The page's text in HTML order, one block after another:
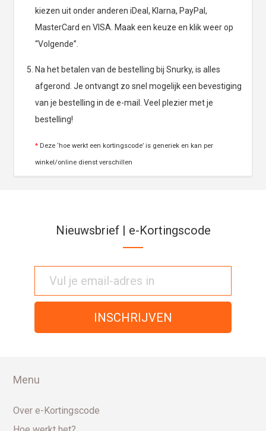
kiezen uit onder anderen iDeal, Klarna, PayPal,
MasterCard en VISA. Maak een keuze en klik weer op
“Volgende”.
Na het betalen van de bestelling bij Snurky, is alles
afgerond. Je ontvangt zo snel mogelijk een bevestiging
van je bestelling in de e-mail. Veel plezier met je
bestelling!
* Deze ‘hoe werkt een kortingscode’ is generiek en kan per
winkel/online dienst verschillen
Nieuwsbrief | e-Kortingscode
Menu
Over e-Kortingscode